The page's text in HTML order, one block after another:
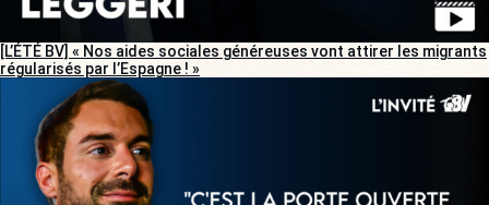
[L’ÉTÉ BV] « Nos aides sociales généreuses vont attirer les migrants
régularisés par l’Espagne ! »